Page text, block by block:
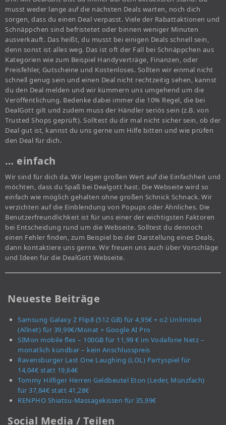
musst weder lange auf die nächsten Deals warten, noch dich
sorgen, dass du einen Deal verpasst. Viele der Rabattaktionen und
Schnäppchen sind befristetet oder binnen weniger Minuten
ausverkauft. Das heißt, du musst bei einigen Deals schnell sein,
denn sonst ist alles weg. Das ist oft der Fall bei Schnäppchen aus
Kategorien wie zum Beispiel Handyverträge, Finanzen, oder
Preisfehler, Gutscheine und Kostenloses. Sollten wir einmal nicht
schnell genug sein und einen Deal nicht rechtzeitig sehen, kannst
du den Deal melden und wir kümmern uns umgehend um die
Veröffentlichung. Bedenke dabei immer die 10% Regel, die bei
DealGott gilt und zudem muss der Händler seriös sein (z.B. von
Trusted Shops geprüft). Solltest du dir mal nicht sicher sein, ob der
Deal gut ist, kannst du uns gerne um Hilfe bitten und wie prüfen
den Deal für dich.
… einfach
Wir sind für dich da. Wir legen großen Wert auf die Einfachheit und
möchten, dass du Spaß bei Dealgott hast. Die Webseite wird so
einfach wie möglich gehalten ohne großen Schnick Schnack. Wir
verzichten auf die Einblendung von Popups oder Ähnliches. Die
Benutzerfreundlichkeit ist für uns einer der wichtigsten Faktoren
bei Entscheidung rund um die Webseite. Solltest du dennoch
einen Fehler finden, zum Beispiel bei der Darstellung eines Deals,
dann kontaktiere uns gerne. Wir freuen uns auch über Vorschläge
und Ideen für die DealGott Webseite.
Neueste Beiträge
Samsung Galaxy Z Flip8 (512 GB) für 4,95€ + o2 Unlimited
(Allnet) für 39,99€/Monat + Google AI Pro
SIMon mobile flex – 100GB für 11,99 € im Vodafone Netz –
monatlich kündbar – kein Anschlusspreis
Ravensburger Last One Laughing (LOL) Partyspiel für
14,04€ statt 19,64€
Tommy Hilfiger Herren Geldbeutel Eton (Leder, Münzfach)
für 37,84€ statt 41,28€
RENPHO Shiatsu-Massagekissen für 35,99€
Social Media / Teilen